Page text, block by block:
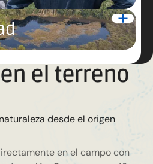
el terreno
desde el origen
en el campo con